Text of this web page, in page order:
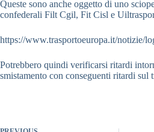
Queste sono anche oggetto di uno
confederali Filt Cgil, Fit Cisl e
https://www.trasportoeuropa.it/notizie/
Potrebbero quindi verificarsi ritardi
smistamento con conseguenti ritardi sul